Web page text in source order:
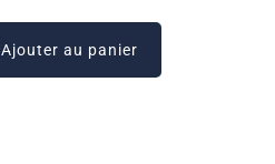
Ajouter au panier